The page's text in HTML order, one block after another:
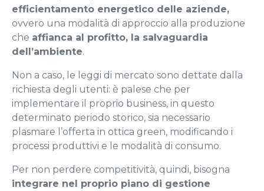
efficientamento energetico delle aziende,
ovvero una modalità di approccio alla produzione
che affianca al profitto, la salvaguardia
dell’ambiente.
Non a caso, le leggi di mercato sono dettate dalla
richiesta degli utenti: è palese che per
implementare il proprio business, in questo
determinato periodo storico, sia necessario
plasmare l’offerta in ottica green, modificando i
processi produttivi e le modalità di consumo.
Per non perdere competitività, quindi, bisogna
integrare nel proprio piano di gestione